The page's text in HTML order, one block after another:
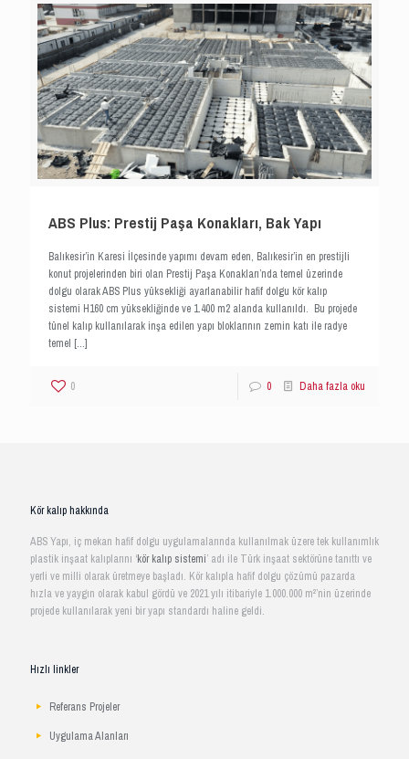
ABS Plus: Prestij Paşa Konakları, Bak Yapı
Balıkesir’in Karesi İlçesinde yapımı devam eden, Balıkesir’in en prestijli
konut projelerinden biri olan Prestij Paşa Konakları’nda temel üzerinde
dolgu olarak ABS Plus yüksekliği ayarlanabilir hafif dolgu kör kalıp
sistemi H160 cm yüksekliğinde ve 1.400 m2 alanda kullanıldı. Bu projede
tünel kalıp kullanılarak inşa edilen yapı bloklarının zemin katı ile radye
temel […]
0 0 Daha fazla oku
Kör kalıp hakkında
ABS Yapı, iç mekan hafif dolgu uygulamalarında kullanılmak üzere tek kullanımlık
plastik inşaat kalıplarını ‘kör kalıp sistemi’ adı ile Türk inşaat sektörüne tanıttı ve
yerli ve milli olarak üretmeye başladı. Kör kalıpla hafif dolgu çözümü pazarda
hızla ve yaygın olarak kabul gördü ve 2021 yılı itibariyle 1.000.000 m²’nin üzerinde
projede kullanılarak yeni bir yapı standardı haline geldi.
Hızlı linkler
Referans Projeler
Uygulama Alanları